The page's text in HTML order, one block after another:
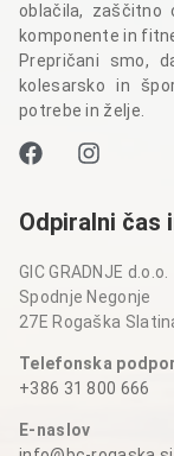
oblačila, zaščitno
komponente in
Prepričani smo,
kolesarsko in
potrebe in želje.
Odpiralni čas
GIC GRADNJE d.o.o.
Spodnje Negonje
27E Rogaška
Telefonska
+386 31 800 666
E-naslov